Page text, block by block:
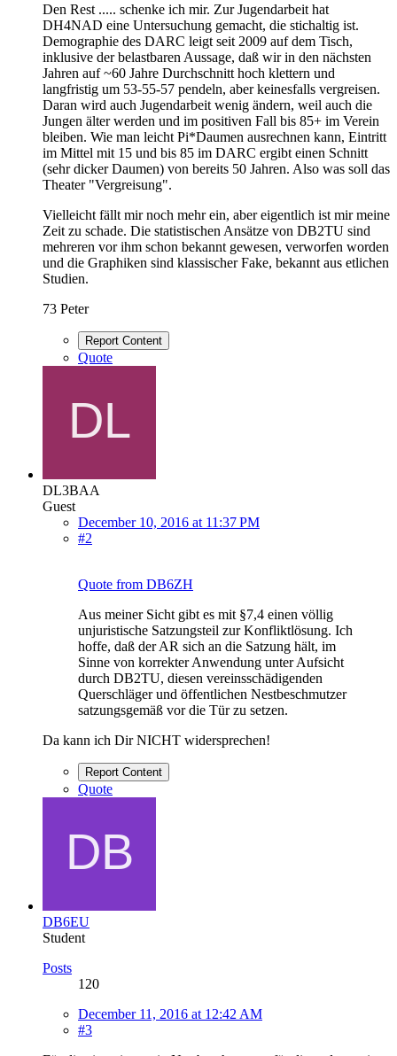
Den Rest ..... schenke ich mir. Zur Jugendarbeit hat
DH4NAD eine Untersuchung gemacht, die stichaltig ist.
Demographie des DARC leigt seit 2009 auf dem Tisch,
inklusive der belastbaren Aussage, daß wir in den nächsten
Jahren auf ~60 Jahre Durchschnitt hoch klettern und
langfristig um 53-55-57 pendeln, aber keinesfalls vergreisen.
Daran wird auch Jugendarbeit wenig ändern, weil auch die
Jungen älter werden und im positiven Fall bis 85+ im Verein
bleiben. Wie man leicht Pi*Daumen ausrechnen kann, Eintritt
im Mittel mit 15 und bis 85 im DARC ergibt einen Schnitt
(sehr dicker Daumen) von bereits 50 Jahren. Also was soll das
Theater "Vergreisung".
Vielleicht fällt mir noch mehr ein, aber eigentlich ist mir meine
Zeit zu schade. Die statistischen Ansätze von DB2TU sind
mehreren vor ihm schon bekannt gewesen, verworfen worden
und die Graphiken sind klassischer Fake, bekannt aus etlichen
Studien.
73 Peter
Report Content
Quote
DL3BAA
Guest
December 10, 2016 at 11:37 PM
#2
Quote from DB6ZH
Aus meiner Sicht gibt es mit §7,4 einen völlig
unjuristische Satzungsteil zur Konfliktlösung. Ich
hoffe, daß der AR sich an die Satzung hält, im
Sinne von korrekter Anwendung unter Aufsicht
durch DB2TU, diesen vereinsschädigenden
Querschläger und öffentlichen Nestbeschmutzer
satzungsgemäß vor die Tür zu setzen.
Da kann ich Dir NICHT widersprechen!
Report Content
Quote
DB6EU
Student
Posts
120
December 11, 2016 at 12:42 AM
#3